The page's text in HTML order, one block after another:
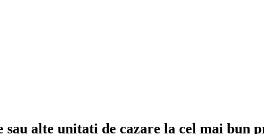
alte unitați de cazare la cel mai bun